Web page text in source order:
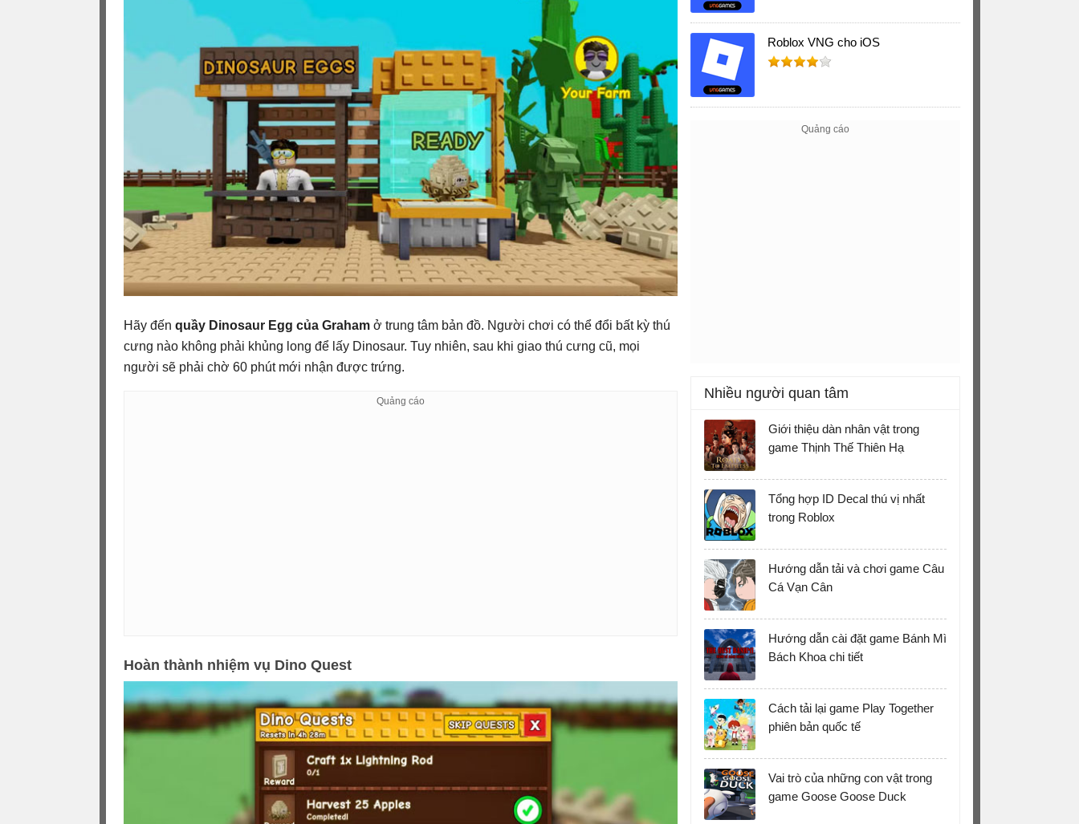
Hãy đến quầy Dinosaur Egg của Graham ở trung tâm bản đồ. Người chơi có thể đổi bất kỳ thú
cưng nào không phải khủng long để lấy Dinosaur. Tuy nhiên, sau khi giao thú cưng cũ, mọi
người sẽ phải chờ 60 phút mới nhận được trứng.
Hoàn thành nhiệm vụ Dino Quest
Roblox VNG cho iOS
Nhiều người quan tâm
Giới thiệu dàn nhân vật trong
game Thịnh Thế Thiên Hạ
Tổng hợp ID Decal thú vị nhất
trong Roblox
Hướng dẫn tải và chơi game Câu
Cá Vạn Cân
Hướng dẫn cài đặt game Bánh Mì
Bách Khoa chi tiết
Cách tải lại game Play Together
phiên bản quốc tế
Vai trò của những con vật trong
game Goose Goose Duck